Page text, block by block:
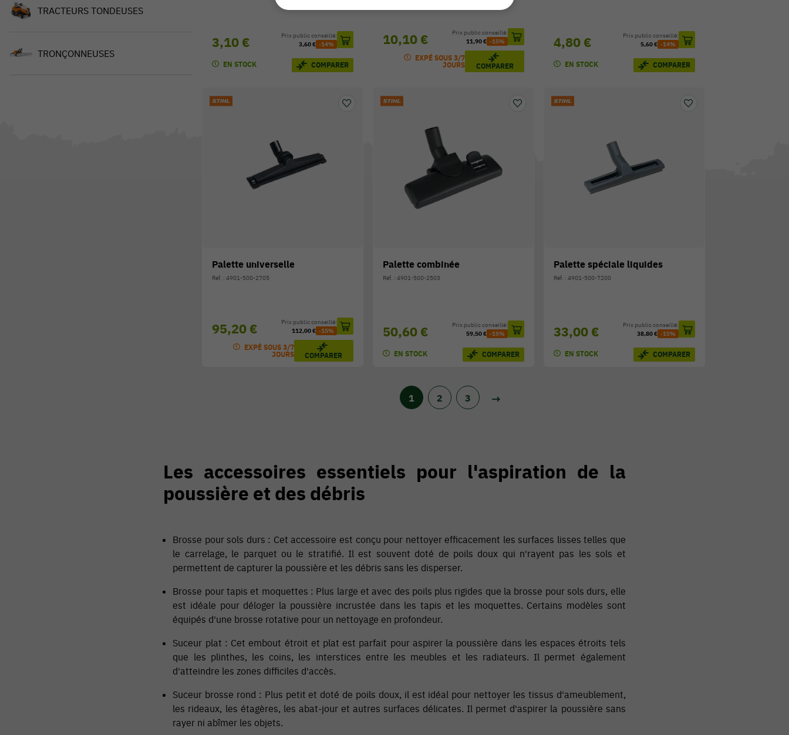
TRACTEURS TONDEUSES
TRONÇONNEUSES
3,10 €
Prix public conseillé:
3,60 € -14%
EN STOCK COMPARER
10,10 €
Prix public conseillé:
11,90 € -15%
EXPÉ SOUS 3/7
JOURS
COMPARER
4,80 €
Prix public conseillé:
5,60 € -14%
EN STOCK COMPARER
Palette universelle
Réf. : 4901-500-2705
95,20 €
Prix public conseillé:
112,00 € -15%
EXPÉ SOUS 3/7
JOURS
COMPARER
Palette combinée
Réf. : 4901-500-2503
50,60 €
Prix public conseillé:
59,50 € -15%
EN STOCK COMPARER
Palette spéciale liquides
Réf. : 4901-500-7200
33,00 €
Prix public conseillé:
38,80 € -15%
EN STOCK COMPARER
1 2 3
Les accessoires essentiels pour l'aspiration de la
poussière et des débris
Brosse pour sols durs : Cet accessoire est conçu pour nettoyer efficacement les surfaces lisses telles que
le carrelage, le parquet ou le stratifié. Il est souvent doté de poils doux qui n'rayent pas les sols et
permettent de capturer la poussière et les débris sans les disperser.
Brosse pour tapis et moquettes : Plus large et avec des poils plus rigides que la brosse pour sols durs, elle
est idéale pour déloger la poussière incrustée dans les tapis et les moquettes. Certains modèles sont
équipés d'une brosse rotative pour un nettoyage en profondeur.
Suceur plat : Cet embout étroit et plat est parfait pour aspirer la poussière dans les espaces étroits tels
que les plinthes, les coins, les interstices entre les meubles et les radiateurs. Il permet également
d'atteindre les zones difficiles d'accès.
Suceur brosse rond : Plus petit et doté de poils doux, il est idéal pour nettoyer les tissus d'ameublement,
les rideaux, les étagères, les abat-jour et autres surfaces délicates. Il permet d'aspirer la poussière sans
rayer ni abîmer les objets.